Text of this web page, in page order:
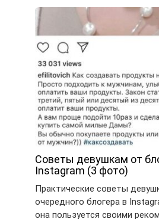
Советы девушкам от
Instagram (3 фото)
Практические советы
очередного блогера в
она пользуется своими